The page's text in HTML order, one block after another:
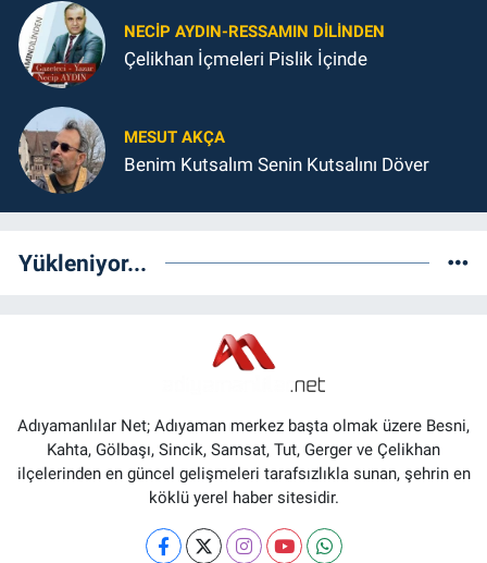
NECIP AYDIN-RESSAMIN DILINDEN
Çelikhan İçmeleri Pislik İçinde
MESUT AKÇA
Benim Kutsalım Senin Kutsalını Döver
Yükleniyor...
Adıyamanlılar Net; Adıyaman merkez başta olmak üzere Besni,
Kahta, Gölbaşı, Sincik, Samsat, Tut, Gerger ve Çelikhan
ilçelerinden en güncel gelişmeleri tarafsızlıkla sunan, şehrin en
köklü yerel haber sitesidir.